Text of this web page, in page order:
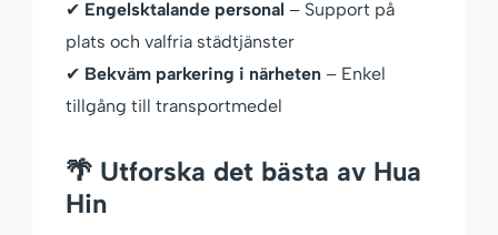
✔ Engelsktalande personal – Support på
plats och valfria städtjänster
✔ Bekväm parkering i närheten – Enkel
tillgång till transportmedel
🌴 Utforska det bästa av Hua
Hin